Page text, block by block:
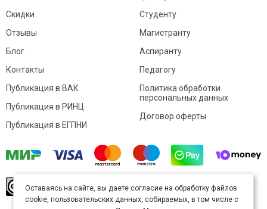
Скидки
Отзывы
Блог
Контакты
Студенту
Магистранту
Аспиранту
Педагогу
Публикация в ВАК
Публикация в РИНЦ
Публикация в ЕГПНИ
Политика обработки
персональных данных
Договор оферты
произведение доступно полицензии Creative
Commons «Attribution» («Атрибуция») 4.0
Оставаясь на сайте, вы даете согласие на обработку файлов
cookie, пользовательских данных, собираемых, в том числе с